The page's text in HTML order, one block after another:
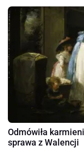
Odmówiła
sprawa z Walencji